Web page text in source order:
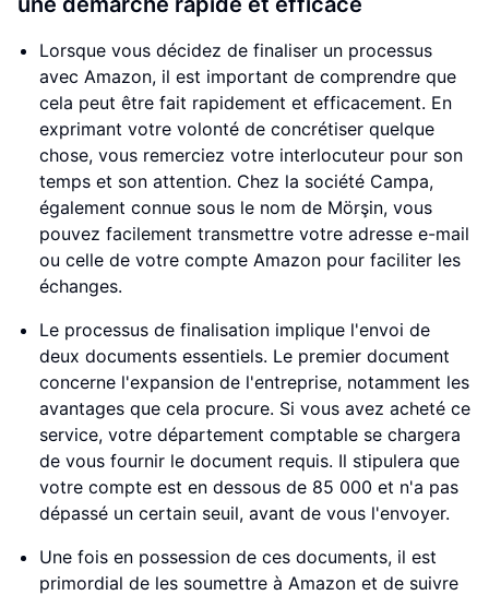
Lorsque vous décidez de finaliser un processus
avec Amazon, il est important de comprendre que
cela peut être fait rapidement et efficacement. En
exprimant votre volonté de concrétiser quelque
chose, vous remerciez votre interlocuteur pour son
temps et son attention. Chez la société Campa,
également connue sous le nom de Mörşin, vous
pouvez facilement transmettre votre adresse e-mail
ou celle de votre compte Amazon pour faciliter les
échanges.
Le processus de finalisation implique l'envoi de
deux documents essentiels. Le premier document
concerne l'expansion de l'entreprise, notamment les
avantages que cela procure. Si vous avez acheté ce
service, votre département comptable se chargera
de vous fournir le document requis. Il stipulera que
votre compte est en dessous de 85 000 et n'a pas
dépassé un certain seuil, avant de vous l'envoyer.
Une fois en possession de ces documents, il est
primordial de les soumettre à Amazon et de suivre